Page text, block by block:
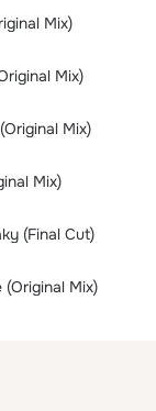
Mix)
Mix)
Mix)
Mix)
(Final Cut)
Mix)